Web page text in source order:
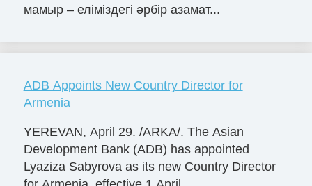
мамыр – еліміздегі әрбір азамат...
ADB Appoints New Country Director for
Armenia
YEREVAN, April 29. /ARKA/. The Asian
Development Bank (ADB) has appointed
Lyaziza Sabyrova as its new Country Director